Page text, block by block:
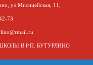
ул.Милицейская, 11;
73
В Р.П. БУТУРЛИНО